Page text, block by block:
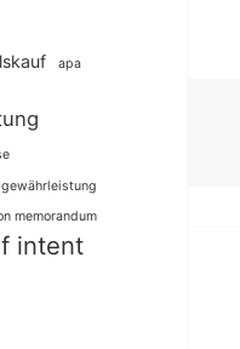
apa
gewährleistung
memorandum
intent